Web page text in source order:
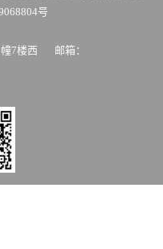
号
幢7楼西 邮箱：